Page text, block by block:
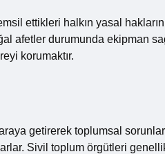
ettikleri halkın yasal
afetler durumunda ekipman
korumaktır.
getirerek toplumsal
Sivil toplum örgütleri